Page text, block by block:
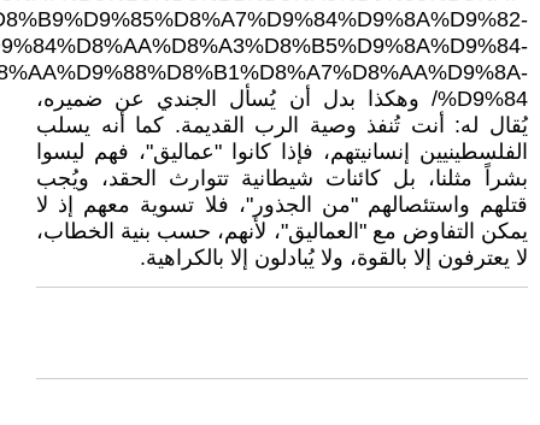
%D9%84/ وهكذا بدل أن يُسأل الجندي عن ضميره،
يُقال له: أنت تُنفذ وصية الرب القديمة. كما أنه يسلب
الفلسطينيين إنسانيتهم، فإذا كانوا "عماليق"، فهم ليسوا
بشراً مثلنا، بل كائنات شيطانية تتوارث الحقد، ويُجب
قتلهم واستئصالهم "من الجذور"، فلا تسوية معهم إذ لا
يمكن التفاوض مع "العماليق"، لأنهم، حسب بنية الخطاب،
لا يعترفون إلا بالقوة، ولا يُبادلون إلا بالكراهية.